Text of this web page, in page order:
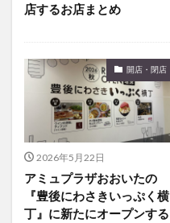
店するお店まとめ
開店・閉店
2026年5月22日
アミュプラザおおいたの
『豊後にわさきいっぷく横
丁』に新たにオープンする